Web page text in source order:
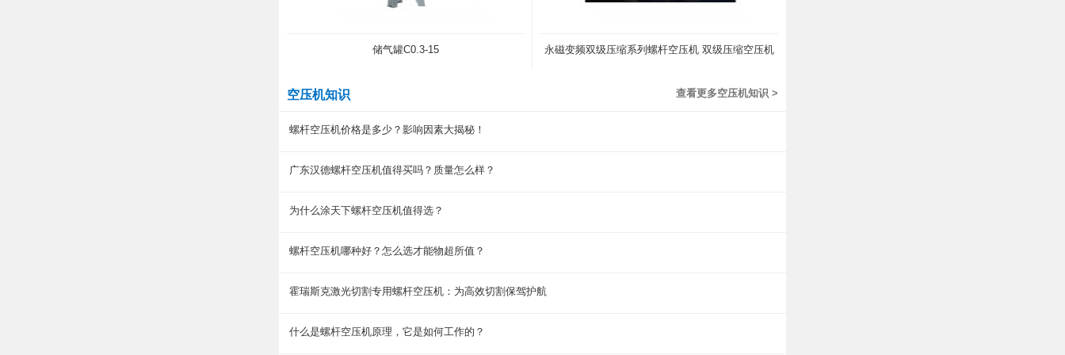
储气罐C0.3-15 永磁变频双级压缩系列螺杆空压机 双级压缩空压机
查看更多空压机知识 >
空压机知识
螺杆空压机价格是多少？影响因素大揭秘！
广东汉德螺杆空压机值得买吗？质量怎么样？
为什么涂天下螺杆空压机值得选？
螺杆空压机哪种好？怎么选才能物超所值？
霍瑞斯克激光切割专用螺杆空压机：为高效切割保驾护航
什么是螺杆空压机原理，它是如何工作的？